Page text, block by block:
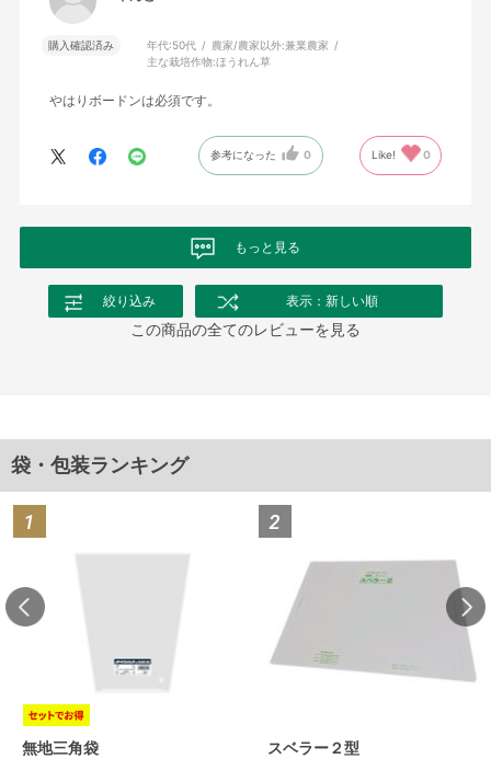
購入確認済み 年代:50代 農家/農家以外:兼業農家
主な栽培作物:ほうれん草
やはりボードンは必須です。
参考になった 0 Like! 0
もっと見る
絞り込み 表示：新しい順
この商品の全てのレビューを見る
袋・包装ランキング
無地三角袋 スベラー２型